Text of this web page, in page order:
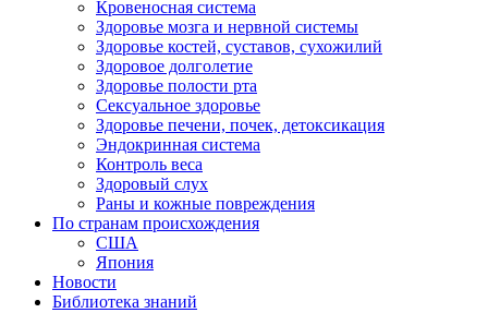
Кровеносная система
Здоровье мозга и нервной системы
Здоровье костей, суставов, сухожилий
Здоровое долголетие
Здоровье полости рта
Сексуальное здоровье
Здоровье печени, почек, детоксикация
Эндокринная система
Контроль веса
Здоровый слух
Раны и кожные повреждения
По странам происхождения
США
Япония
Новости
Библиотека знаний